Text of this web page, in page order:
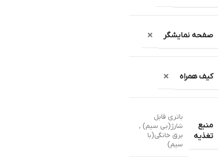
صفحه نمایشگر ❌
کیف همراه ❌
منبع
تغذیه
باتری قابل
شارژ(بی سیم) ,
برق خانگی(با
سیم)